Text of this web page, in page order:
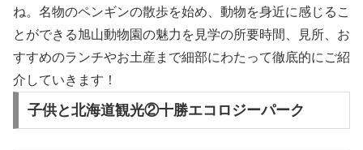
ね。名物のペンギンの散歩を始め、動物を身近に感じるこ
とができる旭山動物園の魅力を見学の所要時間、見所、お
すすめのランチやお土産まで細部にわたって徹底的にご紹
介していきます！
子供と北海道観光②十勝エコロジーパーク